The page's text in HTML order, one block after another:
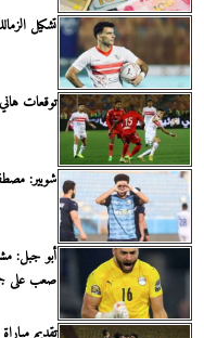
تشكيل
توقعات
شوبير:
أبو جبل:
صعب على